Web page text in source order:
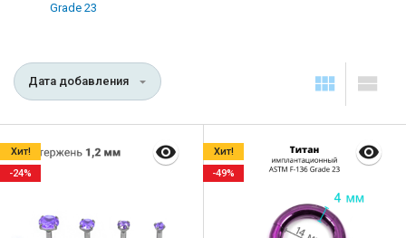
Grade 23
Дата добавления
Хит!
-24%
Хит!
-49%